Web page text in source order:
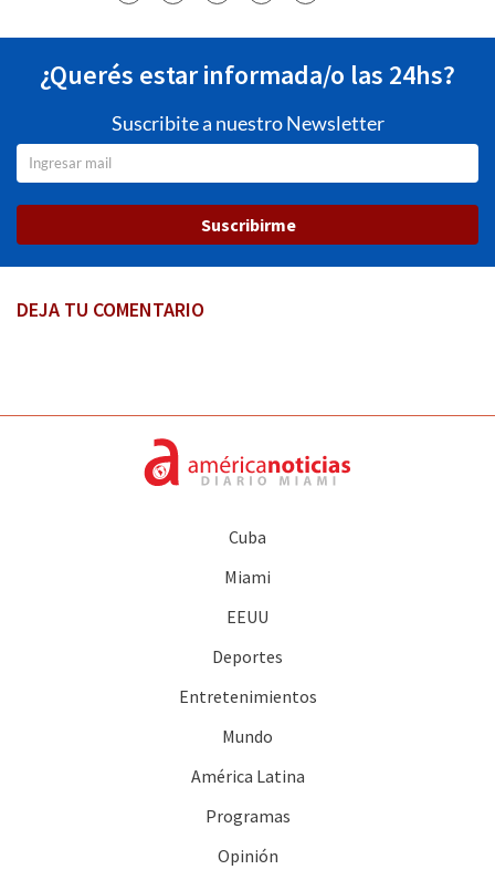
¿Querés estar informada/o las 24hs?
Suscribite a nuestro Newsletter
Suscribirme
DEJA TU COMENTARIO
Cuba
Miami
EEUU
Deportes
Entretenimientos
Mundo
América Latina
Programas
Opinión